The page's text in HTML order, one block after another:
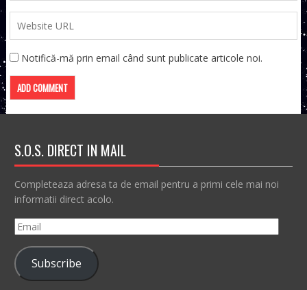
Notifică-mă prin email când sunt publicate articole noi.
S.O.S. DIRECT IN MAIL
Completeaza adresa ta de email pentru a primi cele mai noi
informatii direct acolo.
Email
Subscribe